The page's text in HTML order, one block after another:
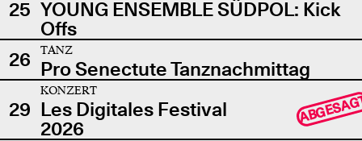
25 YOUNG ENSEMBLE SÜDPOL: Kick
Offs
26
TANZ
Pro Senectute Tanznachmittag
29
KONZERT
Les Digitales Festival
2026